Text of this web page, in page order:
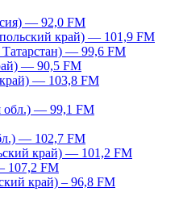
— 92,0 FM
край) — 101,9 FM
Татарстан) — 99,6 FM
— 90,5 FM
— 103,8 FM
обл.) — 99,1 FM
— 102,7 FM
край) — 101,2 FM
107,2 FM
край) – 96,8 FM